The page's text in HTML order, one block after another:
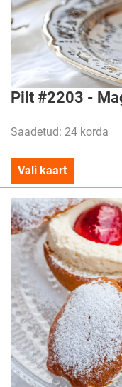
Pilt #2203 -
Saadetud: 24 korda
Vali kaart